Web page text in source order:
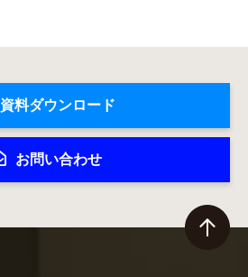
資料ダウンロード
お問い合わせ